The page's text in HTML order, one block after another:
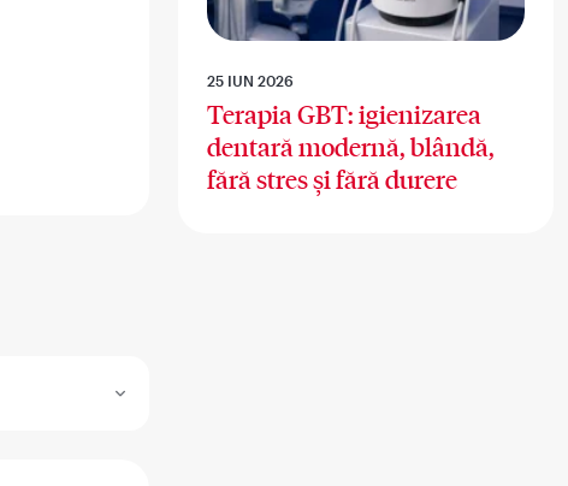
25 IUN 2026
Terapia GBT: igienizarea
dentară modernă, blândă,
fără stres și fără durere